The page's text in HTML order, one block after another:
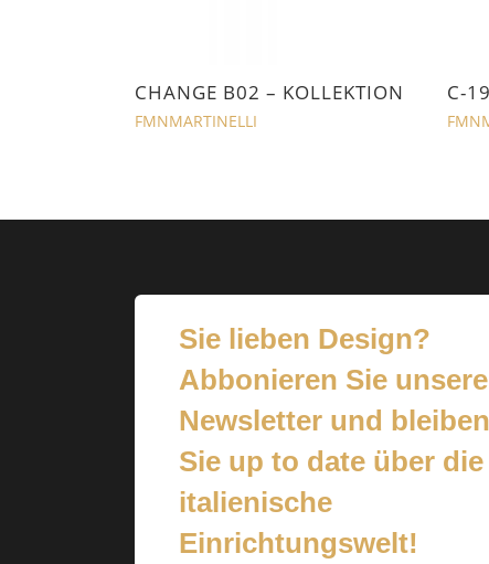
CHANGE B02 – KOLLEKTION
FMNMARTINELLI
C-
Sie lieben Design?
Abbonieren Sie
Newsletter und bleiben
Sie up to date über die
italienische
Einrichtungswelt!